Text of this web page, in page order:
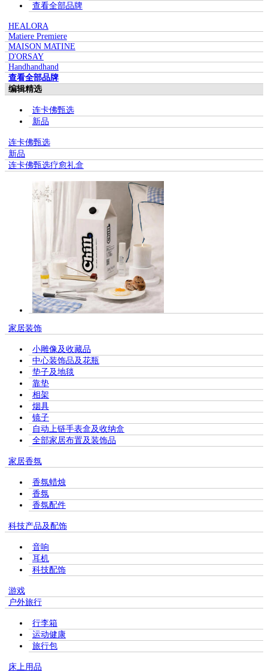
查看全部品牌
HEALORA
Matiere Premiere
MAISON MATINE
D'ORSAY
Handhandhand
查看全部品牌
编辑精选
连卡佛甄选
新品
连卡佛甄选
新品
连卡佛甄选疗愈礼盒
家居装饰
小雕像及收藏品
中心装饰品及花瓶
垫子及地毯
靠垫
相架
烟具
镜子
自动上链手表盒及收纳盒
全部家居布置及装饰品
家居香氛
香氛蜡烛
香氛
香氛配件
科技产品及配饰
音响
耳机
科技配饰
游戏
户外旅行
行李箱
运动健康
旅行包
床上用品